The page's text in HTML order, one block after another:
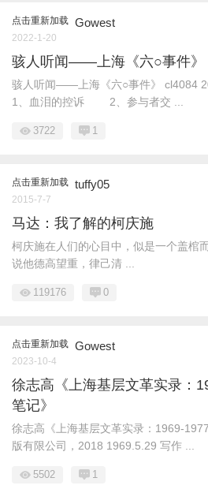
点击重新加载 Gowest
2022-1-20
骇人听闻——上海《六○事件》
骇人听闻——上海《六○事件》 cl4084
1、血泪的控诉 2、参与者交 ...
3722 1
点击重新加载 tuffy05
2015-7-7
马达：我了解的柯庆施
柯庆施在人们的心目中，似是一个盖棺
说他德高望重，律己清 ...
119176 0
点击重新加载 Gowest
2023-10-4
徐志高《上海基层文革实录：
笔记》
徐志高《上海基层文革实录：1969-
版有限公司，2018 1969.5.29 写作 ...
5502 1